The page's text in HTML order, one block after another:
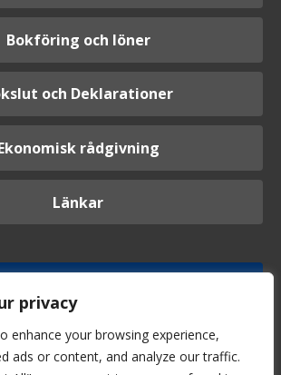
privacy
enhance your browsing experience,
ads or content, and analyze our traffic.
Bokföring och löner
och Deklarationer
rådgivning
Länkar